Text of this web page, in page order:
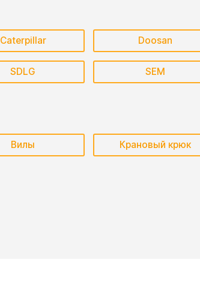
Caterpillar Doosan
SDLG SEM
Вилы Крановый крюк